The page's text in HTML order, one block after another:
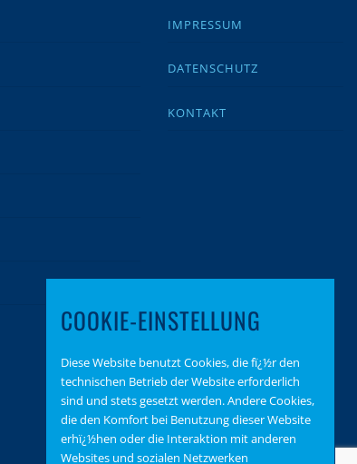
IMPRESSUM
DATENSCHUTZ
KONTAKT
COOKIE-EINSTELLUNG
Diese Website benutzt Cookies, die fï¿½r den
technischen Betrieb der Website erforderlich
sind und stets gesetzt werden. Andere Cookies,
die den Komfort bei Benutzung dieser Website
erhï¿½hen oder die Interaktion mit anderen
Websites und sozialen Netzwerken